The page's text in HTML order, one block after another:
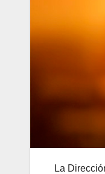
La